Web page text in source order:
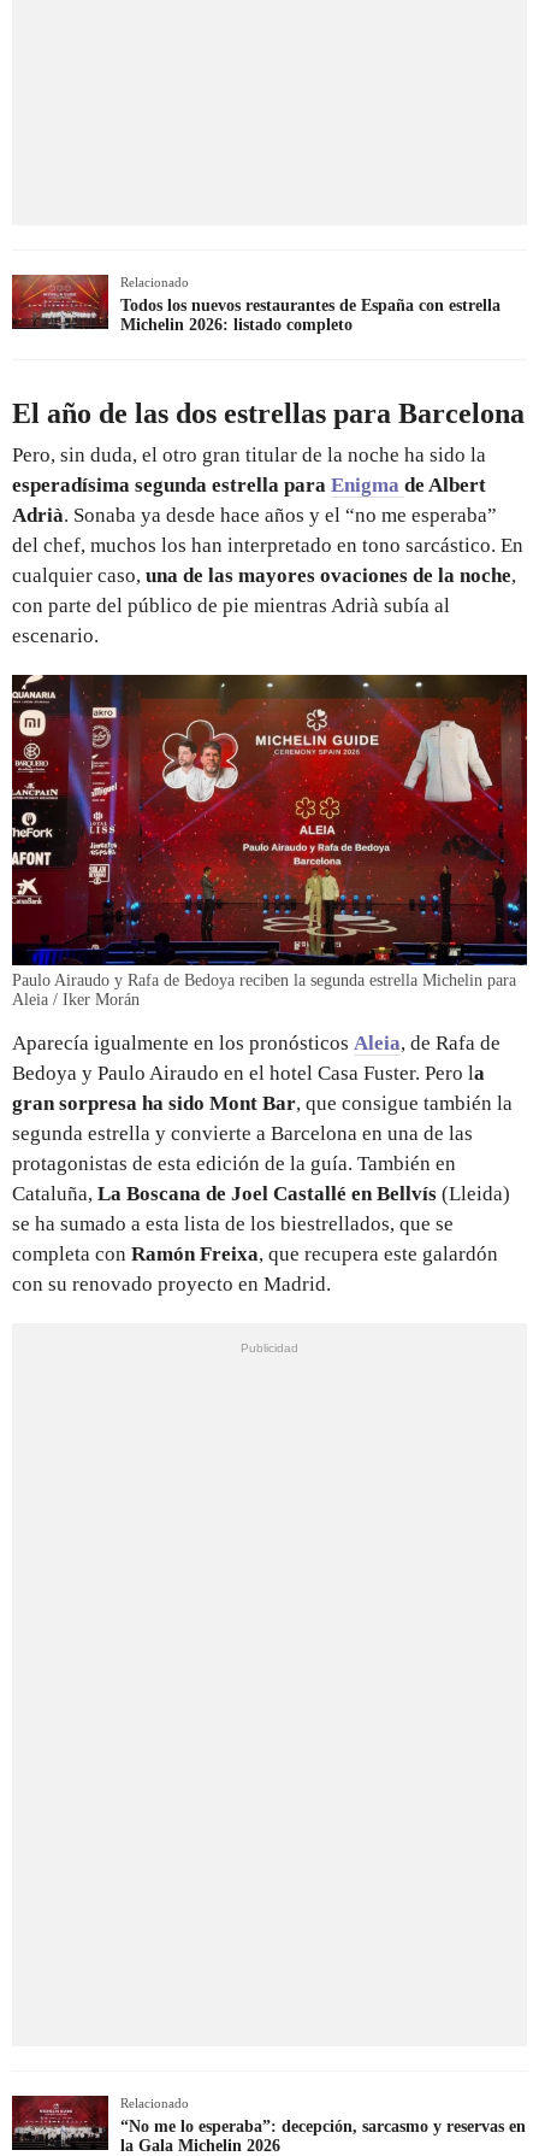
Relacionado
Todos los nuevos restaurantes de España con estrella
Michelin 2026: listado completo
El año de las dos estrellas para Barcelona
Pero, sin duda, el otro gran titular de la noche ha sido la
esperadísima segunda estrella para Enigma de Albert
Adrià. Sonaba ya desde hace años y el “no me esperaba”
del chef, muchos los han interpretado en tono sarcástico. En
cualquier caso, una de las mayores ovaciones de la noche,
con parte del público de pie mientras Adrià subía al
escenario.
Paulo Airaudo y Rafa de Bedoya reciben la segunda estrella Michelin para
Aleia / Iker Morán
Aparecía igualmente en los pronósticos Aleia, de Rafa de
Bedoya y Paulo Airaudo en el hotel Casa Fuster. Pero la
gran sorpresa ha sido Mont Bar, que consigue también la
segunda estrella y convierte a Barcelona en una de las
protagonistas de esta edición de la guía. También en
Cataluña, La Boscana de Joel Castallé en Bellvís (Lleida)
se ha sumado a esta lista de los biestrellados, que se
completa con Ramón Freixa, que recupera este galardón
con su renovado proyecto en Madrid.
Relacionado
“No me lo esperaba”: decepción, sarcasmo y reservas en
la Gala Michelin 2026